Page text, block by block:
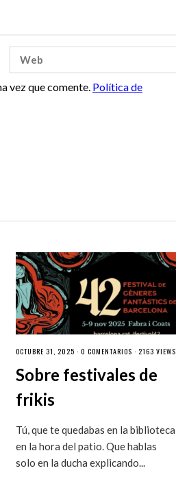
vez que comente. Política de
OCTUBRE 31, 2025 · 0 COMENTARIOS · 2163 VIEWS
Sobre festivales de
frikis
Tú, que te quedabas en la biblioteca
en la hora del patio. Que hablas
solo en la ducha explicando...